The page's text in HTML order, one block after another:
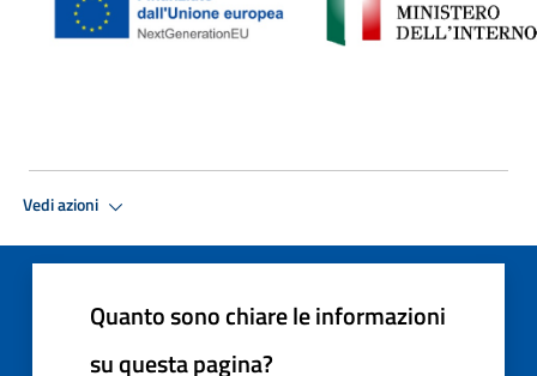
Vedi azioni
Quanto sono chiare le informazioni
su questa pagina?